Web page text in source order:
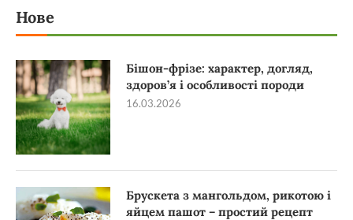
Нове
Бішон-фрізе: характер, догляд,
здоров’я і особливості породи
16.03.2026
Брускета з мангольдом, рикотою і
яйцем пашот – простий рецепт